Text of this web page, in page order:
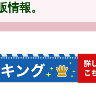
報。